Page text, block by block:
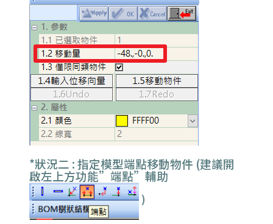
*狀況二 : 指定模型端點移動物件 (建議開
啟左上方功能”端點”輔助
)